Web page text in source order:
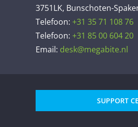
3751LK, Bunschoten-
Telefoon: +31 35 71 108 76
Telefoon: +31 85 00 604 20
Email: desk@megabite.nl
SUPPORT